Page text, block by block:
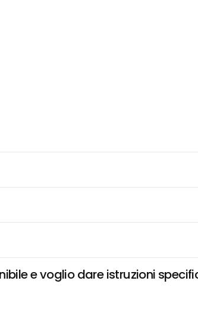
e voglio dare istruzioni